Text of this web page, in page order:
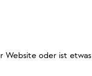
oder ist